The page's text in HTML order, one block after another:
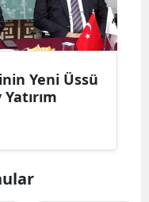
Yeni Üssü